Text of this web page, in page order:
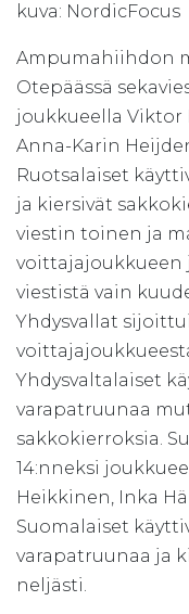
kuva: NordicFocus
Ampumahiihdon
Otepäässä
joukkueella Viktor
Anna-Karin
Ruotsalaiset
ja kiersivät
viestin toinen ja
voittajajoukkueen
viestistä vain
Yhdysvallat
Yhdysvaltalaiset
varapatruunaa
sakkokierroksia.
14:nneksi
Heikkinen, Inka
Suomalaiset
varapatruunaa ja
neljästi.